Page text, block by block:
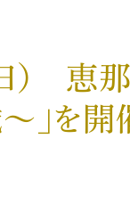
日） 恵
」を開